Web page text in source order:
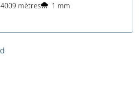
4009 mètres 1 mm